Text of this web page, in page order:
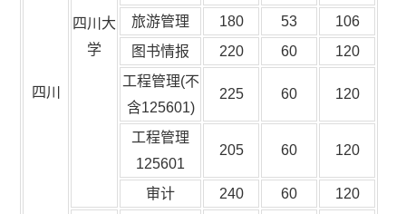
四川
四川大
学
旅游管理
180 53
106
图书情报
220 60
120
工程管理(不
含125601)
225 60 120
工程管理
125601
205 60 120
审计 240 60 120